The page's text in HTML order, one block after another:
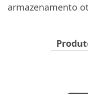
armazenamento